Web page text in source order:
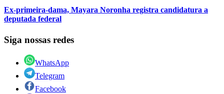
Ex-primeira-dama, Mayara Noronha registra candidatura a
deputada federal
Siga nossas redes
WhatsApp
Telegram
Facebook